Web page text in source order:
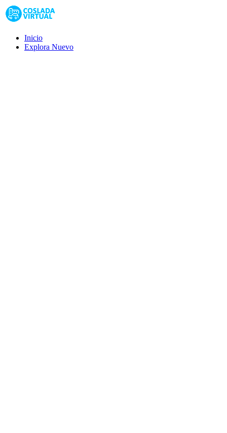
Inicio
Explora Nuevo